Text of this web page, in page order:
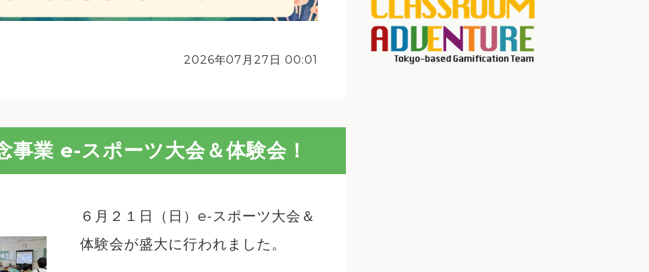
2026年07月27日 00:01
事業 e-スポーツ大会＆体験会！
６月２１日（日）e-スポーツ大会＆
体験会が盛大に行われました。